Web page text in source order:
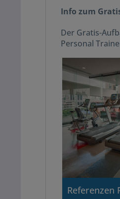
Info zum
Der Gratis-
Personal
Referenzen